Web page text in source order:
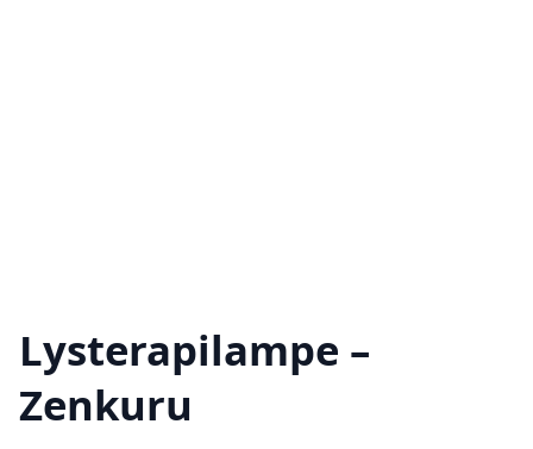
Lysterapilampe –
Zenkuru